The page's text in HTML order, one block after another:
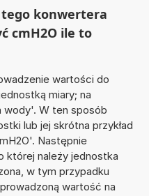
tego konwertera
cmH2O ile to
wartości do
miary; na
wody'. W ten sposób
lub jej skrótna przykład
Następnie
której należy jednostka
w tym przypadku
wartość na